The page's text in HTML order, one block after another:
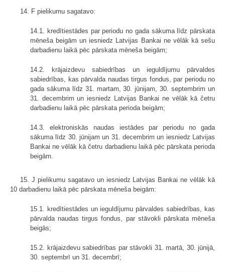
14. F pielikumu sagatavo:
14.1. kredītiestādes par periodu no gada sākuma līdz pārskata
mēneša beigām un iesniedz Latvijas Bankai ne vēlāk kā sešu
darbadienu laikā pēc pārskata mēneša beigām;
14.2. krājaizdevu sabiedrības un ieguldījumu pārvaldes
sabiedrības, kas pārvalda naudas tirgus fondus, par periodu no
gada sākuma līdz 31. martam, 30. jūnijam, 30. septembrim un
31. decembrim un iesniedz Latvijas Bankai ne vēlāk kā četru
darbadienu laikā pēc pārskata perioda beigām;
14.3. elektroniskās naudas iestādes par periodu no gada
sākuma līdz 30. jūnijam un 31. decembrim un iesniedz Latvijas
Bankai ne vēlāk kā četru darbadienu laikā pēc pārskata perioda
beigām.
15. J pielikumu sagatavo un iesniedz Latvijas Bankai ne vēlāk kā
10 darbadienu laikā pēc pārskata mēneša beigām:
15.1. kredītiestādes un ieguldījumu pārvaldes sabiedrības, kas
pārvalda naudas tirgus fondus, par stāvokli pārskata mēneša
beigās;
15.2. krājaizdevu sabiedrības par stāvokli 31. martā, 30. jūnijā,
30. septembrī un 31. decembrī;